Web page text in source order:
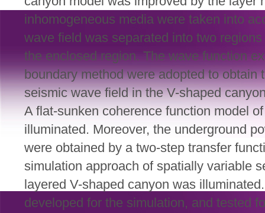
inhomogeneous media were taken into
wave field was separated into two
the enclosed region. The wave function
boundary method were adopted to obtain
seismic wave field in the V-shaped
A flat-sunken coherence function model
illuminated. Moreover, the underground
were obtained by a two-step transfer
simulation approach of spatially variable
layered V-shaped canyon was
developed for the simulation, and tested